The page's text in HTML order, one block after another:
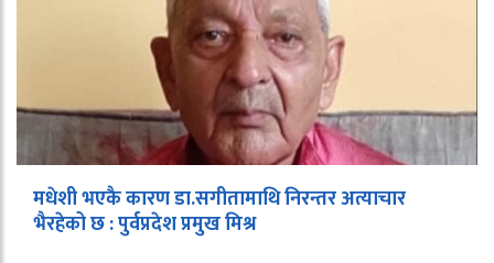
मधेशी भएकै कारण डा.सगीतामाथि निरन्तर अत्याचार
भैरहेको छ : पुर्वप्रदेश प्रमुख मिश्र